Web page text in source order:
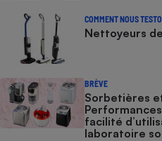
COMMENT NOUS
Nettoyeurs
BRÈVE
Sorbetières
facilité
laboratoire